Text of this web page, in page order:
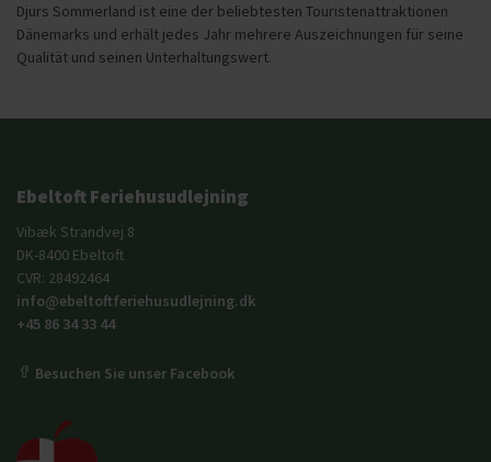
Djurs Sommerland ist eine der beliebtesten Touristenattraktionen
Dänemarks und erhält jedes Jahr mehrere Auszeichnungen für seine
Qualität und seinen Unterhaltungswert.
Ebeltoft Feriehusudlejning
Vibæk Strandvej 8
DK-8400 Ebeltoft
CVR: 28492464
info@ebeltoftferiehusudlejning.dk
+45 86 34 33 44
Besuchen Sie unser Facebook